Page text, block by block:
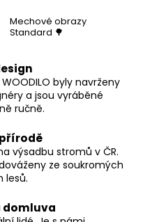
Mechové obrazy
Standard 🌳
byly navrženy
a jsou vyráběné
ručně.
výsadbu stromů v ČR.
ze soukromých
lesů.
domluva